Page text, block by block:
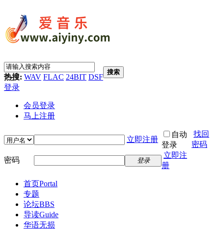
热搜: WAV FLAC 24BIT DSF
搜索
登录
会员登录
马上注册
立即注册
自动
登录
找回
密码
密码
登录
立即注
册
首页Portal
专题
论坛BBS
导读Guide
华语无损